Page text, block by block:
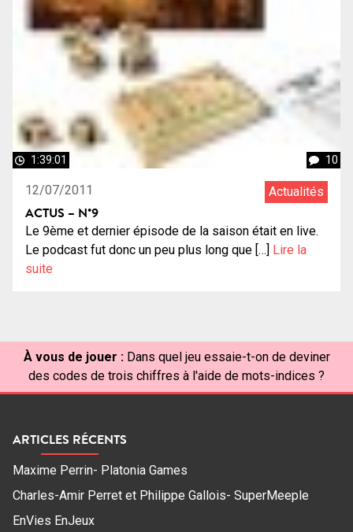
1:39:01 10
12/07/2011 Actualités
ACTUS – N°9
Le 9ème et dernier épisode de la saison était en live.
Le podcast fut donc un peu plus long que […] Lire la
suite
À vous de jouer : Dans quel jeu essaie-t-on de deviner
des codes de trois chiffres à l'aide de mots-indices ?
ARTICLES RÉCENTS
Maxime Perrin- Platonia Games
Charles-Amir Perret et Philippe Gallois- SuperMeeple
EnVies EnJeux